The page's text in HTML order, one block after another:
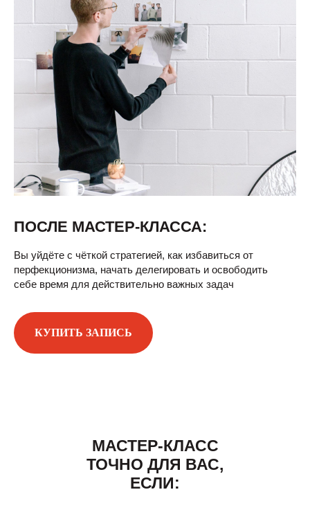
ПОСЛЕ МАСТЕР-КЛАССА:
Вы уйдёте с чёткой стратегией, как избавиться от
перфекционизма, начать делегировать и освободить
себе время для действительно важных задач
КУПИТЬ ЗАПИСЬ
МАСТЕР-КЛАСС
ТОЧНО ДЛЯ ВАС,
ЕСЛИ: